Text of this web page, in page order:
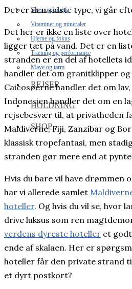
Søvn og energi
Vitaminer og mineraler
Hjerne og fokus
Træning og performance
Mave og tarm
REJSER
HOLDNING
SHOP
Det er den sidste type, vi går
Det her er ikke en liste over
ligger tæt på vand. Det er en
stranden er en del af hotellets
handler det om granitklipper og
Caicosøerne handler det om
Indonesien handler det om en
rejsebesvær til, at privatheden
Maldiverne, Fiji, Zanzibar og
klassisk tropefantasi, men
stranden gør mere end at
Hvis du bare vil have drømmen
har vi allerede samlet
hoteller. Og hvis du vil se, hvor
drive luksus som ren
verdens dyreste hoteller et
ende af skalaen. Her er
hoteller får den private strand
et dyrt postkort?